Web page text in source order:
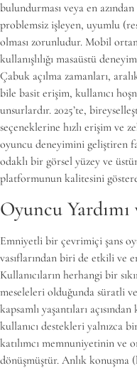
bulundurması veya en azından
problemsiz işleyen, uyumlu
olması zorunludur. Mobil
kullanışlılığı masaüstü
Çabuk açılma zamanları,
bile basit erişim, kullanıcı
unsurlardır. 2025’te,
seçeneklerine hızlı erişim ve
oyuncu deneyimini geliştiren
odaklı bir görsel yüzey ve
platformunun kalitesini
Oyuncu
Emniyetli bir çevrimiçi şans
vasıflarından biri de etkili ve
Kullanıcıların herhangi bir
meseleleri olduğunda süratli
kapsamlı yaşantıları
kullanıcı destekleri yalnızca
katılımcı memnuniyetinin ve
dönüşmüştür. Anlık konuşma